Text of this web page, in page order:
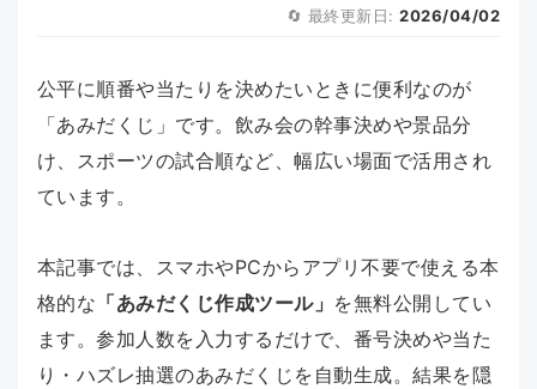
🔄 最終更新日:2026/04/02
公平に順番や当たりを決めたいときに便利なのが
「あみだくじ」です。飲み会の幹事決めや景品分
け、スポーツの試合順など、幅広い場面で活用され
ています。
本記事では、スマホやPCからアプリ不要で使える本
格的な 「あみだくじ作成ツール」 を無料公開してい
ます。参加人数を入力するだけで、番号決めや当た
り・ハズレ抽選のあみだくじを自動生成。結果を隠